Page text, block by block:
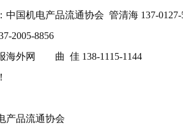
中国机电产品流通协会 管清海 137-0127-
2005-8856
海外网 曲 佳 138-1115-1144
产品流通协会